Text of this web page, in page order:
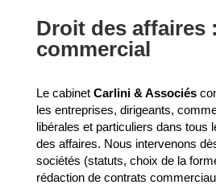
Droit des affaires
commercial
Le cabinet Carlini & Associés
les entreprises, dirigeants,
libérales et particuliers dans tous
des affaires. Nous intervenons
sociétés (statuts, choix de la
rédaction de contrats